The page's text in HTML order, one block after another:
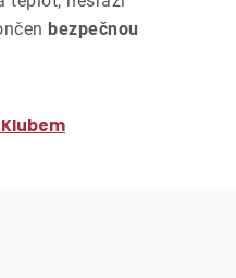
bezpečnou